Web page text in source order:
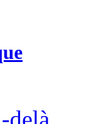
delà